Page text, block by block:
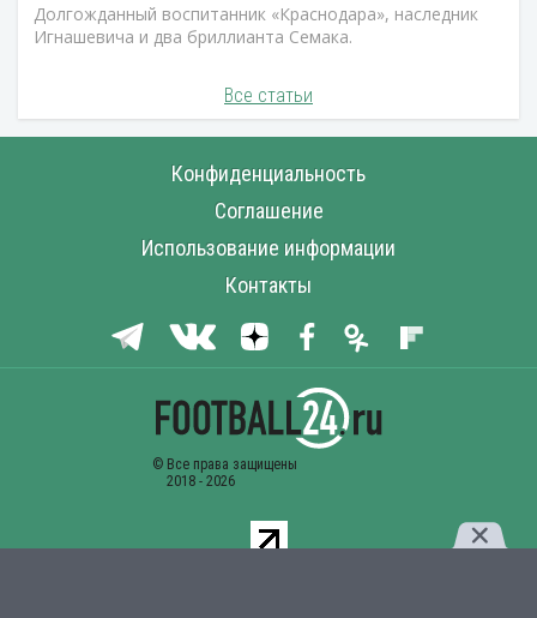
Долгожданный воспитанник «Краснодара», наследник
Игнашевича и два бриллианта Семака.
Все статьи
Конфиденциальность
Соглашение
Использование информации
Контакты